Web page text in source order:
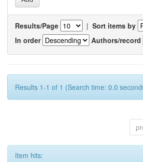
Results/Page | Sort items by
In order
Authors/record
Results 1-1 of 1 (Search time: 0.0
Item hits: